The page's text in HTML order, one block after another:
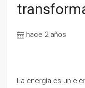
hace 2 años
La energía es un